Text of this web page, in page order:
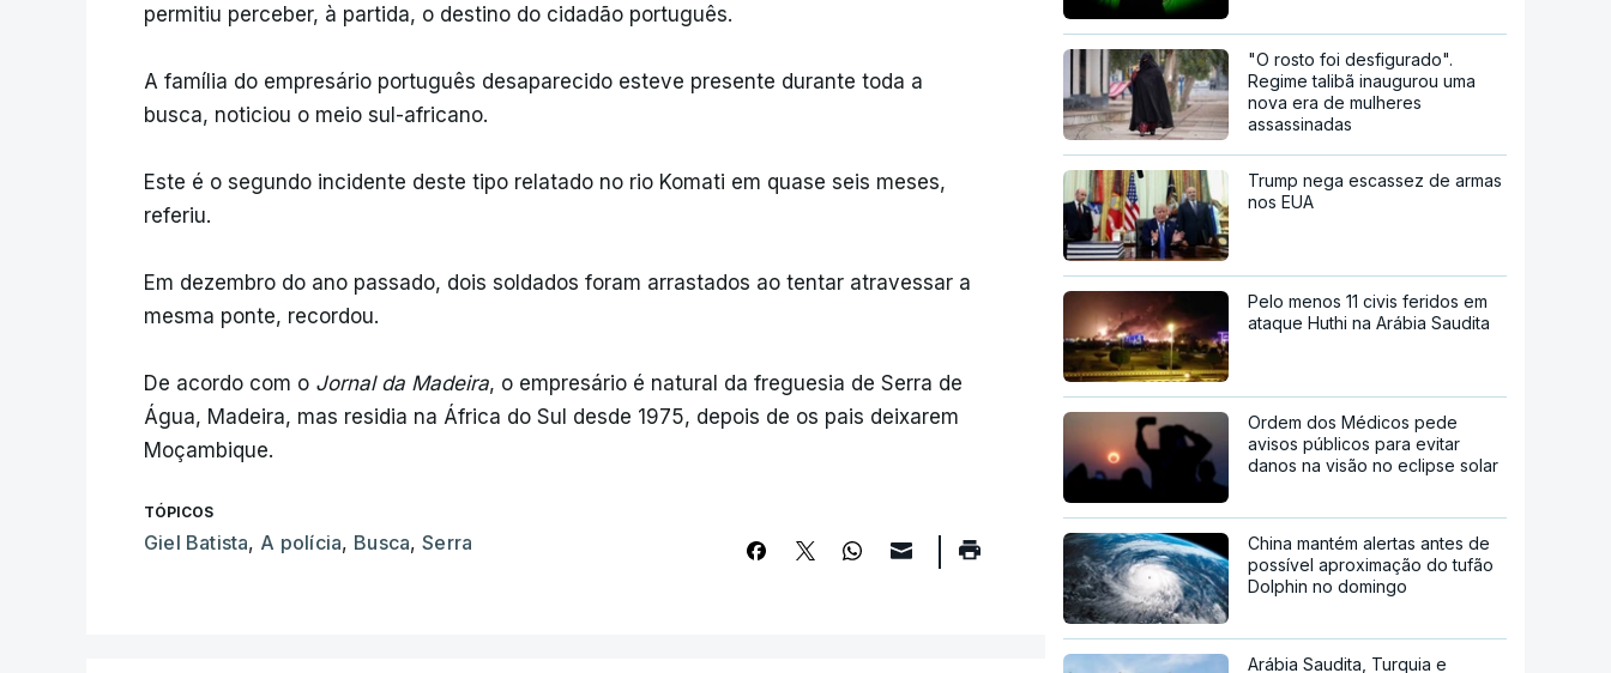
permitiu perceber, à partida, o destino do cidadão português.
A família do empresário português desaparecido esteve presente durante toda a
busca, noticiou o meio sul-africano.
Este é o segundo incidente deste tipo relatado no rio Komati em quase seis meses,
referiu.
Em dezembro do ano passado, dois soldados foram arrastados ao tentar atravessar a
mesma ponte, recordou.
De acordo com o Jornal da Madeira, o empresário é natural da freguesia de Serra de
Água, Madeira, mas residia na África do Sul desde 1975, depois de os pais deixarem
Moçambique.
TÓPICOS
Giel Batista, A polícia, Busca,Serra
"O rosto foi desfigurado".
Regime talibã inaugurou uma
nova era de mulheres
assassinadas
Trump nega escassez de armas
nos EUA
Pelo menos 11 civis feridos em
ataque Huthi na Arábia Saudita
Ordem dos Médicos pede
avisos públicos para evitar
danos na visão no eclipse solar
China mantém alertas antes de
possível aproximação do tufão
Dolphin no domingo
Arábia Saudita, Turquia e